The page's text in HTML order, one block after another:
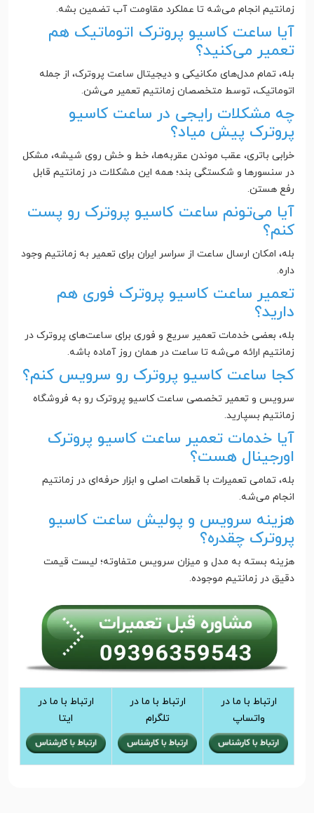
زمانتیم انجام می‌شه تا عملکرد مقاومت آب تضمین بشه.
آیا ساعت کاسیو پروترک اتوماتیک هم
تعمیر می‌کنید؟
بله، تمام مدل‌های مکانیکی و دیجیتال ساعت پروترک، از جمله
اتوماتیک، توسط متخصصان زمانتیم تعمیر می‌شن.
چه مشکلات رایجی در ساعت کاسیو
پروترک پیش میاد؟
خرابی باتری، عقب موندن عقربه‌ها، خط و خش روی شیشه، مشکل
در سنسورها و شکستگی بند؛ همه این مشکلات در زمانتیم قابل
رفع هستن.
آیا می‌تونم ساعت کاسیو پروترک رو پست
کنم؟
بله، امکان ارسال ساعت از سراسر ایران برای تعمیر به زمانتیم وجود
داره.
تعمیر ساعت کاسیو پروترک فوری هم
دارید؟
بله، بعضی خدمات تعمیر سریع و فوری برای ساعت‌های پروترک در
زمانتیم ارائه می‌شه تا ساعت در همان روز آماده باشه.
کجا ساعت کاسیو پروترک رو سرویس کنم؟
سرویس و تعمیر تخصصی ساعت کاسیو پروترک رو به فروشگاه
زمانتیم بسپارید.
آیا خدمات تعمیر ساعت کاسیو پروترک
اورجینال هست؟
بله، تمامی تعمیرات با قطعات اصلی و ابزار حرفه‌ای در زمانتیم
انجام می‌شه.
هزینه سرویس و پولیش ساعت کاسیو
پروترک چقدره؟
هزینه بسته به مدل و میزان سرویس متفاوته؛ لیست قیمت
دقیق در زمانتیم موجوده.
ارتباط با ما در
واتساپ
ارتباط با ما در
تلگرام
ارتباط با ما در
ایتا